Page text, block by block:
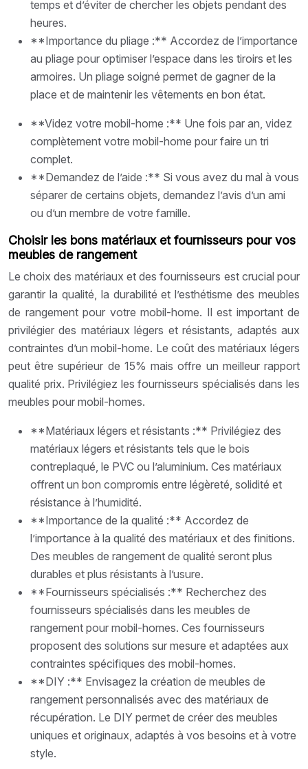
temps et d’éviter de chercher les objets pendant des
heures.
**Importance du pliage :** Accordez de l’importance
au pliage pour optimiser l’espace dans les tiroirs et les
armoires. Un pliage soigné permet de gagner de la
place et de maintenir les vêtements en bon état.
**Videz votre mobil-home :** Une fois par an, videz
complètement votre mobil-home pour faire un tri
complet.
**Demandez de l’aide :** Si vous avez du mal à vous
séparer de certains objets, demandez l’avis d’un ami
ou d’un membre de votre famille.
Choisir les bons matériaux et fournisseurs pour vos
meubles de rangement
Le choix des matériaux et des fournisseurs est crucial pour
garantir la qualité, la durabilité et l’esthétisme des meubles
de rangement pour votre mobil-home. Il est important de
privilégier des matériaux légers et résistants, adaptés aux
contraintes d’un mobil-home. Le coût des matériaux légers
peut être supérieur de 15% mais offre un meilleur rapport
qualité prix. Privilégiez les fournisseurs spécialisés dans les
meubles pour mobil-homes.
**Matériaux légers et résistants :** Privilégiez des
matériaux légers et résistants tels que le bois
contreplaqué, le PVC ou l’aluminium. Ces matériaux
offrent un bon compromis entre légèreté, solidité et
résistance à l’humidité.
**Importance de la qualité :** Accordez de
l’importance à la qualité des matériaux et des finitions.
Des meubles de rangement de qualité seront plus
durables et plus résistants à l’usure.
**Fournisseurs spécialisés :** Recherchez des
fournisseurs spécialisés dans les meubles de
rangement pour mobil-homes. Ces fournisseurs
proposent des solutions sur mesure et adaptées aux
contraintes spécifiques des mobil-homes.
**DIY :** Envisagez la création de meubles de
rangement personnalisés avec des matériaux de
récupération. Le DIY permet de créer des meubles
uniques et originaux, adaptés à vos besoins et à votre
style.